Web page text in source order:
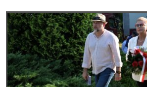
83. rocznica likwidacji będzińskiego getta